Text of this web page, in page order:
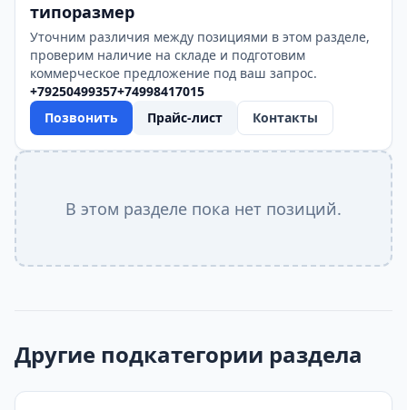
типоразмер
Уточним различия между позициями в этом разделе,
проверим наличие на складе и подготовим
коммерческое предложение под ваш запрос.
+79250499357+74998417015
Позвонить
Прайс-лист Контакты
В этом разделе пока нет позиций.
Другие подкатегории раздела